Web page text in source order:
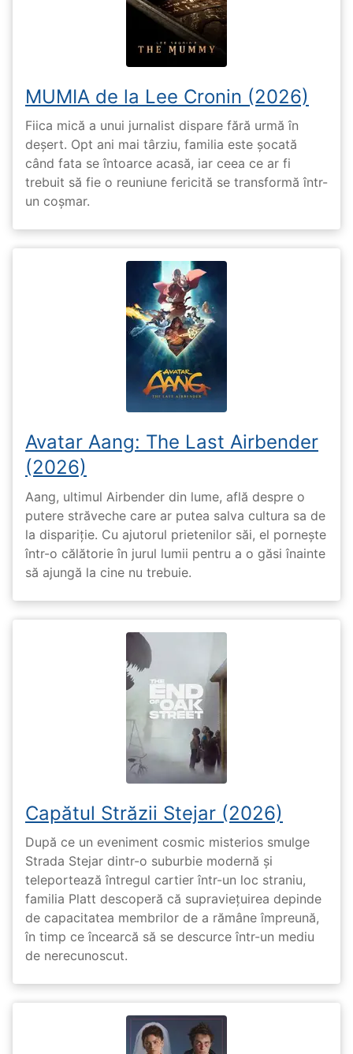
MUMIA de la Lee Cronin (2026)
Fiica mică a unui jurnalist dispare fără urmă în
deșert. Opt ani mai târziu, familia este șocată
când fata se întoarce acasă, iar ceea ce ar fi
trebuit să fie o reuniune fericită se transformă într-
un coșmar.
Avatar Aang: The Last Airbender
(2026)
Aang, ultimul Airbender din lume, află despre o
putere străveche care ar putea salva cultura sa de
la dispariție. Cu ajutorul prietenilor săi, el pornește
într-o călătorie în jurul lumii pentru a o găsi înainte
să ajungă la cine nu trebuie.
Capătul Străzii Stejar (2026)
După ce un eveniment cosmic misterios smulge
Strada Stejar dintr-o suburbie modernă și
teleportează întregul cartier într-un loc straniu,
familia Platt descoperă că supraviețuirea depinde
de capacitatea membrilor de a rămâne împreună,
în timp ce încearcă să se descurce într-un mediu
de nerecunoscut.